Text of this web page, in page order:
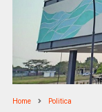
Home Politica